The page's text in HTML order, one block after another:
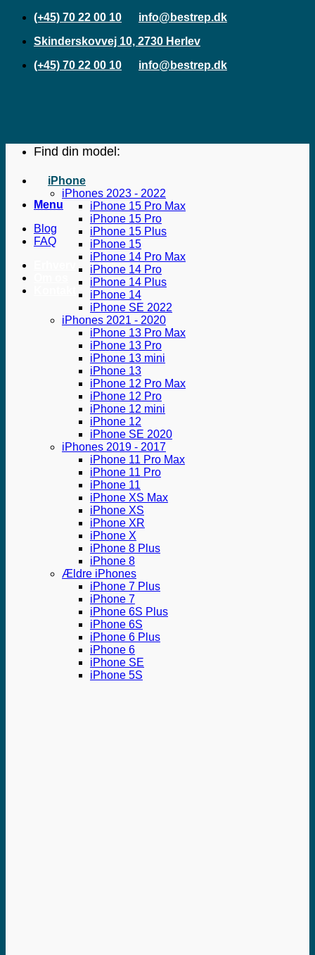
Fortsæt
indhold
(+45) 70 22 00 10
info@bestrep.dk
Skinderskovvej 10, 2730 Herlev
(+45) 70 22 00 10
info@bestrep.dk
Menu
Blog
FAQ
Find din model:
iPhone
iPhones 2023 - 2022
iPhone 15 Pro Max
iPhone 15 Pro
iPhone 15 Plus
iPhone 15
iPhone 14 Pro Max
iPhone 14 Pro
iPhone 14 Plus
iPhone 14
iPhone SE 2022
iPhones 2021 - 2020
iPhone 13 Pro Max
iPhone 13 Pro
iPhone 13 mini
iPhone 13
iPhone 12 Pro Max
iPhone 12 Pro
iPhone 12 mini
iPhone 12
iPhone SE 2020
iPhones 2019 - 2017
iPhone 11 Pro Max
iPhone 11 Pro
iPhone 11
iPhone XS Max
iPhone XS
iPhone XR
iPhone X
iPhone 8 Plus
iPhone 8
Ældre iPhones
iPhone 7 Plus
iPhone 7
iPhone 6S Plus
iPhone 6S
iPhone 6 Plus
iPhone 6
iPhone SE
iPhone 5S